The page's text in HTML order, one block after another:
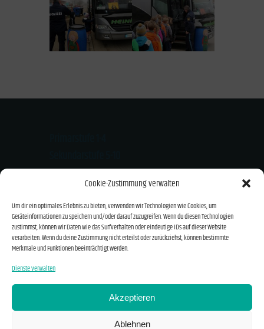
Cookie-Zustimmung verwalten
Um dir ein optimales Erlebnis zu bieten, verwenden wir Technologien wie Cookies, um
Geräteinformationen zu speichern und/oder darauf zuzugreifen. Wenn du diesen Technologien
zustimmst, können wir Daten wie das Surfverhalten oder eindeutige IDs auf dieser Website
verarbeiten. Wenn du deine Zustimmung nicht erteilst oder zurückziehst, können bestimmte
Merkmale und Funktionen beeinträchtigt werden.
Dienste verwalten
Akzeptieren
Ablehnen
Kloster-Mondsee-Str. 20
Tel.: 08541/919626
Email: info@montessori-vilshofen.de
Impressum
Datenschutzerklärung